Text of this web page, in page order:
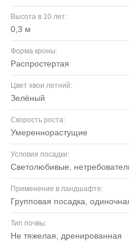
Высота в 10 лет:
0,3 м
Форма кроны:
распростертая
Цвет хвои летний:
зелёный
Скорость роста:
умереннорастущие
Условия посадки:
светолюбивые,
Применение в ландшафте:
групповая посадка,
Тип почвы:
не тяжелая, дренированная